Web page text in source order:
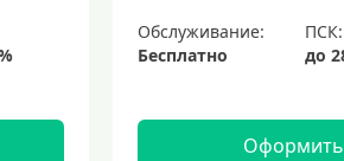
Обслуживание:
Бесплатно
Оформить